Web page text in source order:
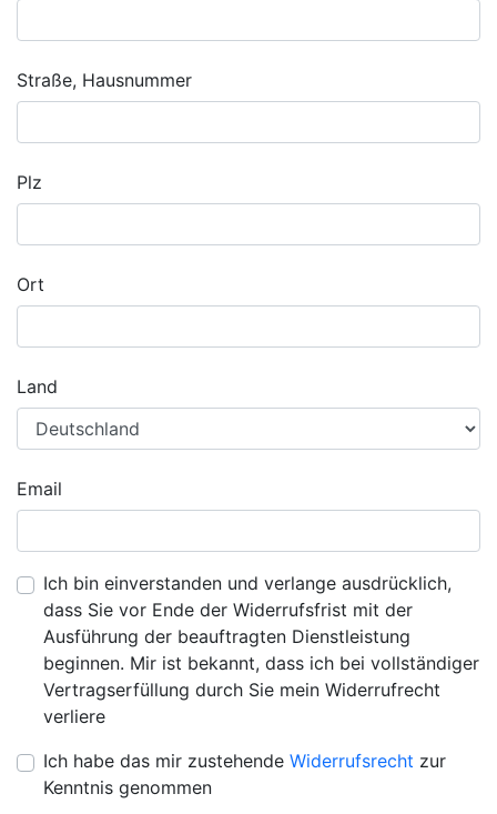
Straße, Hausnummer
Plz
Ort
Land
Email
Ich bin einverstanden und verlange ausdrücklich,
dass Sie vor Ende der Widerrufsfrist mit der
Ausführung der beauftragten Dienstleistung
beginnen. Mir ist bekannt, dass ich bei vollständiger
Vertragserfüllung durch Sie mein Widerrufrecht
verliere
Ich habe das mir zustehende Widerrufsrecht zur
Kenntnis genommen